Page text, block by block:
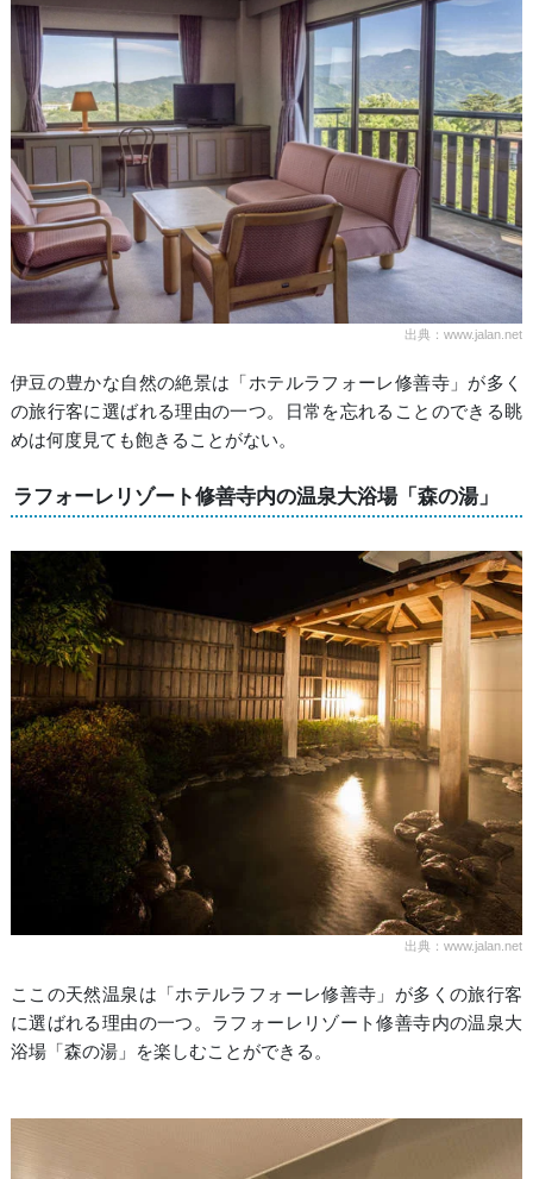
出典：www.jalan.net
伊豆の豊かな自然の絶景は「ホテルラフォーレ修善寺」が多く
の旅行客に選ばれる理由の一つ。日常を忘れることのできる眺
めは何度見ても飽きることがない。
ラフォーレリゾート修善寺内の温泉大浴場「森の湯」
出典：www.jalan.net
ここの天然温泉は「ホテルラフォーレ修善寺」が多くの旅行客
に選ばれる理由の一つ。ラフォーレリゾート修善寺内の温泉大
浴場「森の湯」を楽しむことができる。